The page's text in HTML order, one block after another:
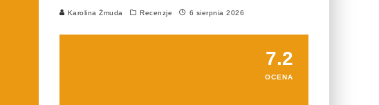
Karolina Żmuda Recenzje 6 sierpnia 2026
7.2
OCENA